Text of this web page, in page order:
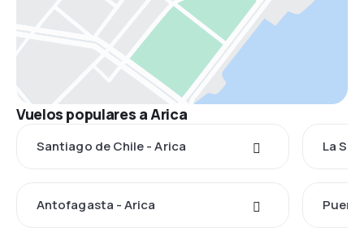
Vuelos populares a Arica
Santiago de Chile - Arica La
Antofagasta - Arica